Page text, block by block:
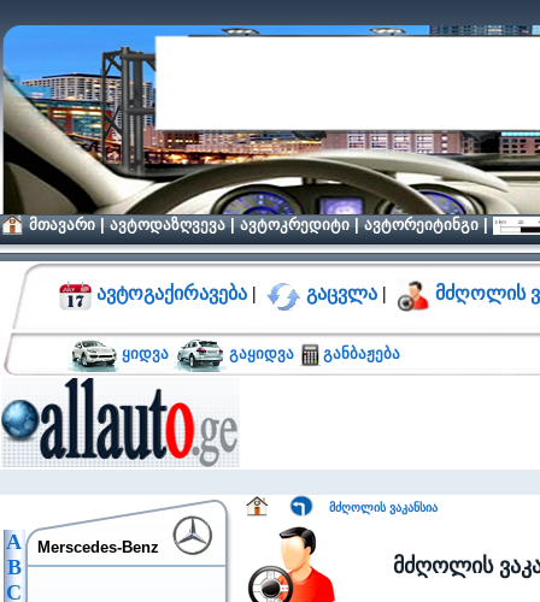
მთავარი|ავტოდაზღვევა|ავტოკრედიტი|ავტორეიტინგი|
ავტოგაქირავება | გაცვლა | მძღოლის
ყიდვა გაყიდვა განბაჟება
მძღოლის ვაკანსია
მძღოლის
A
B
C
Merscedes-Benz